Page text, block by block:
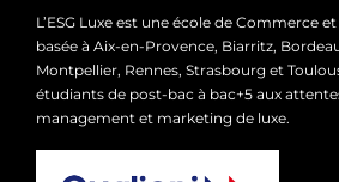
L’ESG Luxe est une école de Commerce
basée à Aix-en-Provence, Biarritz,
Montpellier, Rennes, Strasbourg et
étudiants de post-bac à bac+5 aux
management et marketing de luxe.